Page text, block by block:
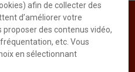
institutionnelles sont
moment. Veuillez
afin de collecter des
d’améliorer votre
proposer des contenus vidéo,
etc. Vous
en sélectionnant